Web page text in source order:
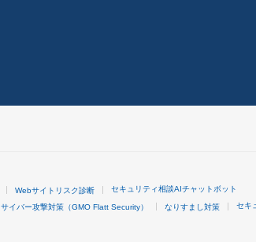
Webサイトリスク診断 セキュリティ相談AIチャットボット
サイバー攻撃対策（GMO Flatt Security） なりすまし対策 セキ